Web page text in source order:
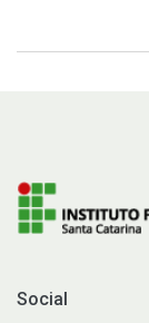
Social